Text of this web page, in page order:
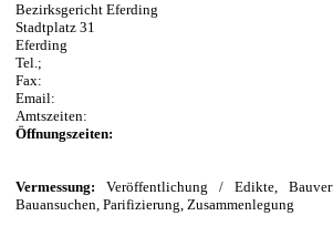
Bezirksgericht Eferding
Stadtplatz 31
Eferding
Tel.;
Fax:
Email:
Amtszeiten:
Öffnungszeiten:
Vermessung: Veröffentlichung / Edikte,
Bauansuchen, Parifizierung, Zusammenlegung